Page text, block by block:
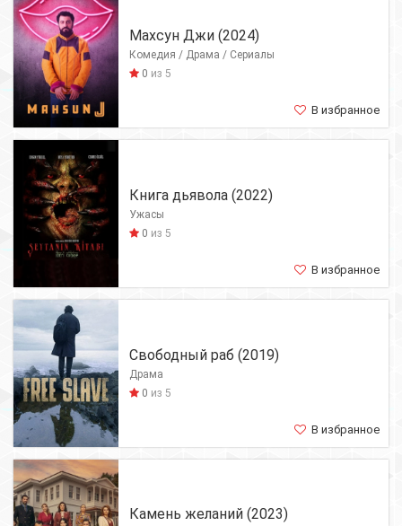
Махсун Джи (2024)
Комедия / Драма / Сериалы
0 из 5
В избранное
Книга дьявола (2022)
Ужасы
0 из 5
В избранное
Свободный раб (2019)
Драма
0 из 5
В избранное
Камень желаний (2023)